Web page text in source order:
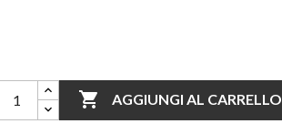
 AGGIUNGI AL CARRELLO